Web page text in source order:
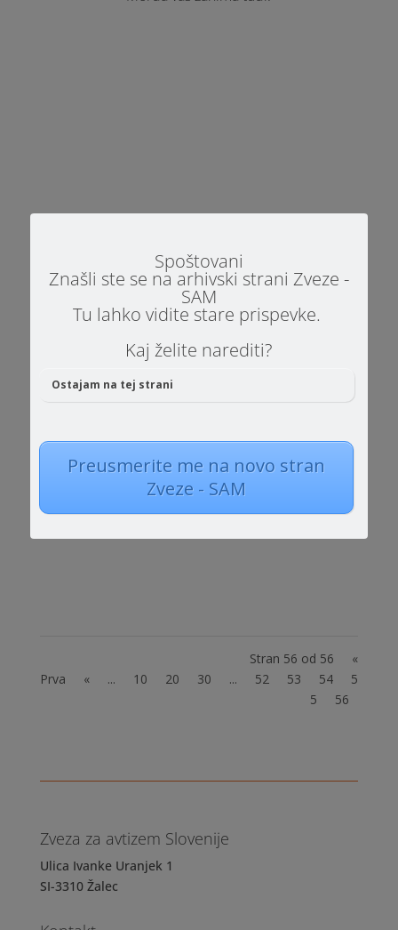
avtizmom in strukturiranje okolja Društvo za
Školjke, organizira seminar RAZUMEVANJE
UČNIH STILOV OSEB Z AVTIZMOM IN
STRUKTURIRANJE OKOLJA. Kdaj in kje Kdaj: 2.
4. 2016 ob 9. 00 Kje:...
3. Novinarska konferenca projekta Zora Vabilo
vas na 3. Novinarsko konferenco Projekta
aprila. Kdaj in kje Kdaj: 31. 3. 2016, ob 12h Kje:
Stran 56 od 56
«
Prva
« ... 10 20 30 ... 52 53 54
5
5
56
Zveza za avtizem Slovenije
Ulica Ivanke Uranjek 1
SI-3310 Žalec
Spoštovani
Znašli ste se na arhivski strani Zveze -
SAM
Tu lahko vidite stare prispevke.
Kaj želite narediti?
Ostajam na tej strani
Preusmerite me na novo stran
Zveze - SAM